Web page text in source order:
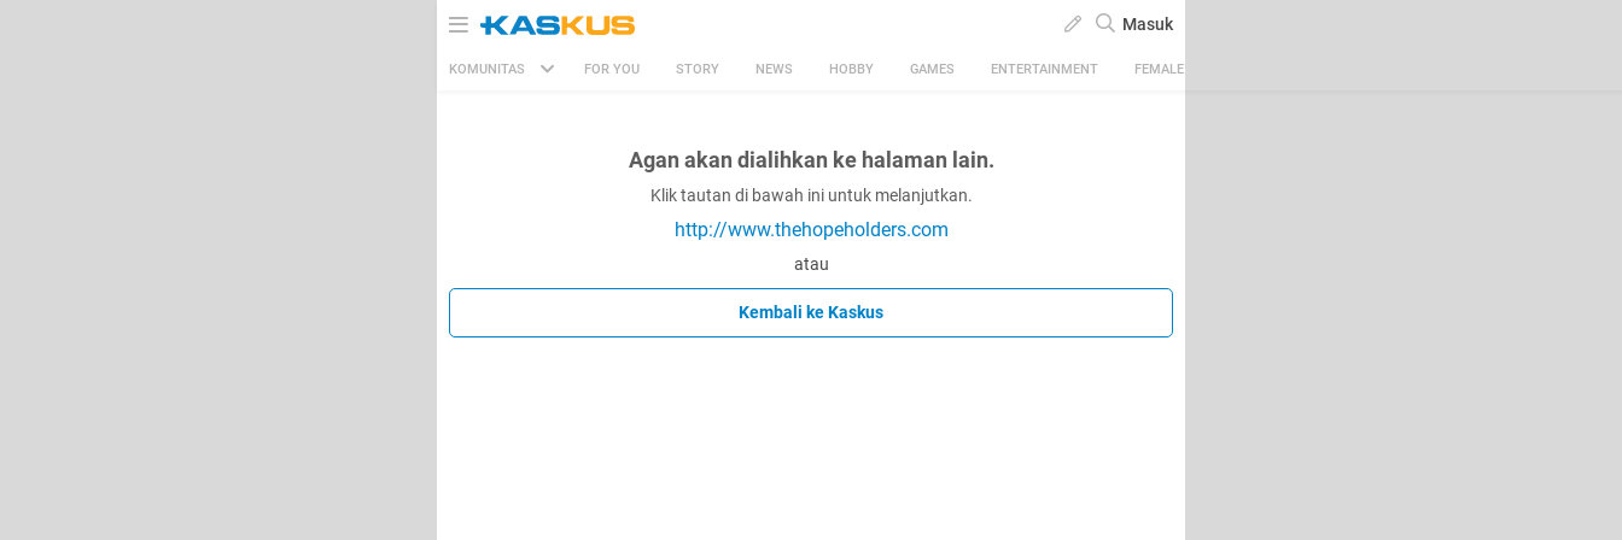
Masuk
KOMUNITAS FOR YOU STORY NEWS HOBBY GAMES ENTERTAINMENT FEMALE
Agan akan dialihkan ke halaman lain.
Klik tautan di bawah ini untuk melanjutkan.
http://www.thehopeholders.com
atau
Kembali ke Kaskus